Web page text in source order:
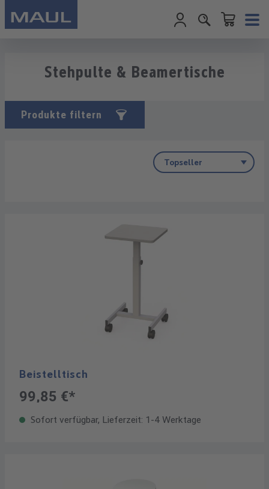
Warenkorb
Stehpulte & Beamertische
Produkte filtern
Beistelltisch
99,85 €*
Sofort verfügbar, Lieferzeit: 1-4 Werktage